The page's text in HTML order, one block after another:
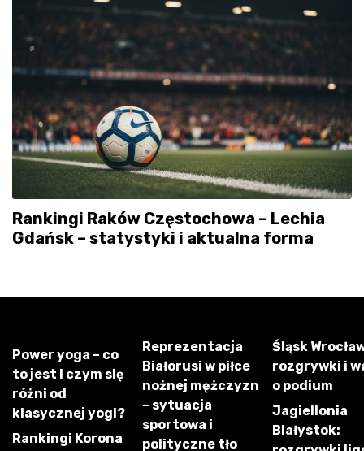
Rankingi Raków Częstochowa – Lechia
Gdańsk – statystyki i aktualna forma
Power yoga – co
to jest i czym się
różni od
klasycznej yogi?
Rankingi Korona
Reprezentacja
Białorusi w piłce
nożnej mężczyzn
– sytuacja
sportowa i
polityczne tło
Śląsk
rozgrywki i
o podium
Jagiellonia
Białystok: